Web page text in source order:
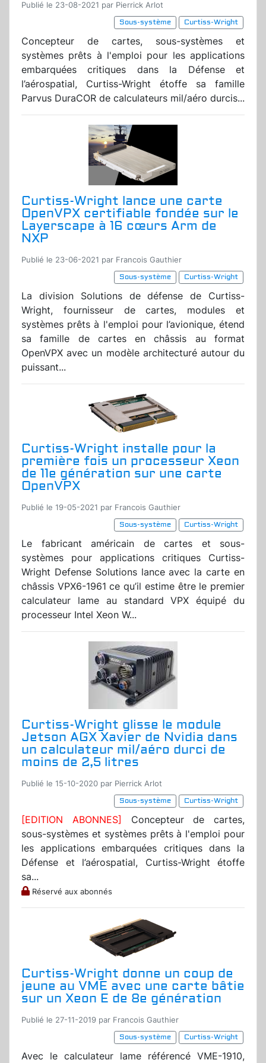
Publié le 23-08-2021 par Pierrick Arlot
Sous-système
Curtiss-Wright
Concepteur de cartes, sous-systèmes et
systèmes prêts à l'emploi pour les applications
embarquées critiques dans la Défense et
l’aérospatial, Curtiss-Wright étoffe sa famille
Parvus DuraCOR de calculateurs mil/aéro durcis...
Curtiss-Wright lance une carte
OpenVPX certifiable fondée sur le
Layerscape à 16 cœurs Arm de
NXP
Publié le 23-06-2021 par Francois Gauthier
Sous-système
Curtiss-Wright
La division Solutions de défense de Curtiss-
Wright, fournisseur de cartes, modules et
systèmes prêts à l'emploi pour l’avionique, étend
sa famille de cartes en châssis au format
OpenVPX avec un modèle architecturé autour du
puissant...
Curtiss-Wright installe pour la
première fois un processeur Xeon
de 11e génération sur une carte
OpenVPX
Publié le 19-05-2021 par Francois Gauthier
Sous-système
Curtiss-Wright
Le fabricant américain de cartes et sous-
systèmes pour applications critiques Curtiss-
Wright Defense Solutions lance avec la carte en
châssis VPX6-1961 ce qu’il estime être le premier
calculateur lame au standard VPX équipé du
processeur Intel Xeon W...
Curtiss-Wright glisse le module
Jetson AGX Xavier de Nvidia dans
un calculateur mil/aéro durci de
moins de 2,5 litres
Publié le 15-10-2020 par Pierrick Arlot
Sous-système
Curtiss-Wright
[EDITION ABONNES] Concepteur de cartes,
sous-systèmes et systèmes prêts à l'emploi pour
les applications embarquées critiques dans la
Défense et l’aérospatial, Curtiss-Wright étoffe
sa...
Réservé aux abonnés
Curtiss-Wright donne un coup de
jeune au VME avec une carte bâtie
sur un Xeon E de 8e génération
Publié le 27-11-2019 par Francois Gauthier
Sous-système
Curtiss-Wright
Avec le calculateur lame référencé VME-1910,